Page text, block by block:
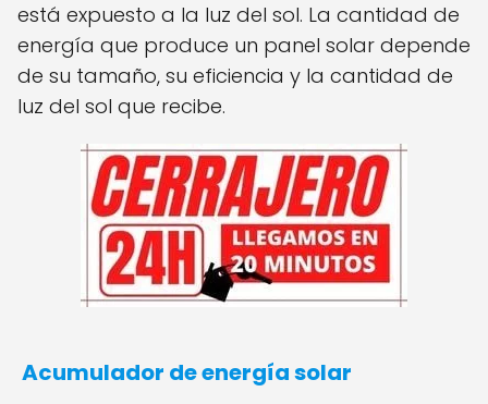
está expuesto a la luz del sol. La cantidad de
energía que produce un panel solar depende
de su tamaño, su eficiencia y la cantidad de
luz del sol que recibe.
Acumulador de energía solar